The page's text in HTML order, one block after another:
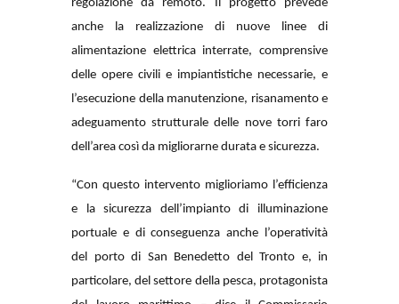
regolazione da remoto. Il progetto prevede
anche la realizzazione di nuove linee di
alimentazione elettrica interrate, comprensive
delle opere civili e impiantistiche necessarie, e
l’esecuzione della manutenzione, risanamento e
adeguamento strutturale delle nove torri faro
dell’area così da migliorarne durata e sicurezza.
“Con questo intervento miglioriamo l’efficienza
e la sicurezza dell’impianto di illuminazione
portuale e di conseguenzaanche l’operatività
del porto di San Benedetto del Tronto e, in
particolare, del settore della pesca, protagonista